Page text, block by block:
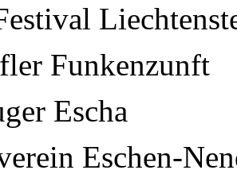
Funkenzunft
Escha
Eschen-